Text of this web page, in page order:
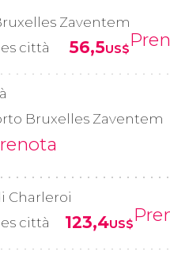
Zaventem
città
56,5US$
Bruxelles Zaventem
Charleroi
città
123,4US$